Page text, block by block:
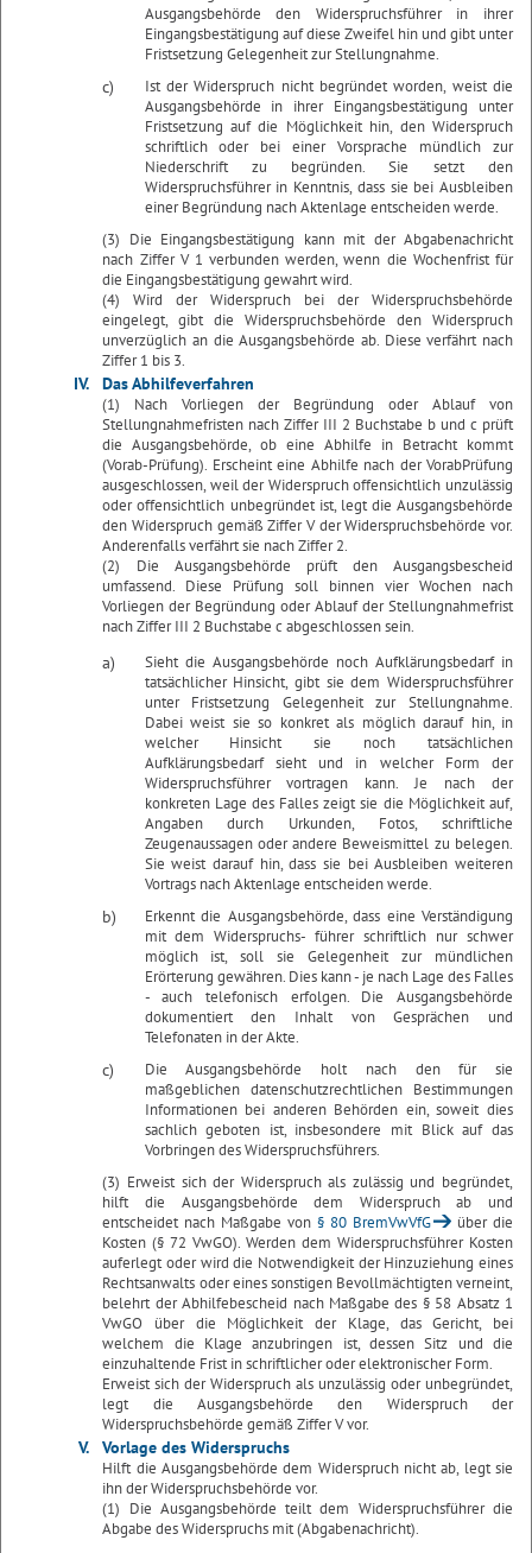
Ausgangsbehörde den Widerspruchsführer in ihrer
Eingangsbestätigung auf diese Zweifel hin und gibt unter
Fristsetzung Gelegenheit zur Stellungnahme.
c)
Ist der Widerspruch nicht begründet worden, weist die
Ausgangsbehörde in ihrer Eingangsbestätigung unter
Fristsetzung auf die Möglichkeit hin, den Widerspruch
schriftlich oder bei einer Vorsprache mündlich zur
Niederschrift zu begründen. Sie setzt den
Widerspruchsführer in Kenntnis, dass sie bei Ausbleiben
einer Begründung nach Aktenlage entscheiden werde.
(3) Die Eingangsbestätigung kann mit der Abgabenachricht
nach Ziffer V 1 verbunden werden, wenn die Wochenfrist für
die Eingangsbestätigung gewahrt wird.
(4) Wird der Widerspruch bei der Widerspruchsbehörde
eingelegt, gibt die Widerspruchsbehörde den Widerspruch
unverzüglich an die Ausgangsbehörde ab. Diese verfährt nach
Ziffer 1 bis 3.
IV. Das Abhilfeverfahren
(1) Nach Vorliegen der Begründung oder Ablauf von
Stellungnahmefristen nach Ziffer III 2 Buchstabe b und c prüft
die Ausgangsbehörde, ob eine Abhilfe in Betracht kommt
(Vorab-Prüfung). Erscheint eine Abhilfe nach der VorabPrüfung
ausgeschlossen, weil der Widerspruch offensichtlich unzulässig
oder offensichtlich unbegründet ist, legt die Ausgangsbehörde
den Widerspruch gemäß Ziffer V der Widerspruchsbehörde vor.
Anderenfalls verfährt sie nach Ziffer 2.
(2) Die Ausgangsbehörde prüft den Ausgangsbescheid
umfassend. Diese Prüfung soll binnen vier Wochen nach
Vorliegen der Begründung oder Ablauf der Stellungnahmefrist
nach Ziffer III 2 Buchstabe c abgeschlossen sein.
a)
Sieht die Ausgangsbehörde noch Aufklärungsbedarf in
tatsächlicher Hinsicht, gibt sie dem Widerspruchsführer
unter Fristsetzung Gelegenheit zur Stellungnahme.
Dabei weist sie so konkret als möglich darauf hin, in
welcher Hinsicht sie noch tatsächlichen
Aufklärungsbedarf sieht und in welcher Form der
Widerspruchsführer vortragen kann. Je nach der
konkreten Lage des Falles zeigt sie die Möglichkeit auf,
Angaben durch Urkunden, Fotos, schriftliche
Zeugenaussagen oder andere Beweismittel zu belegen.
Sie weist darauf hin, dass sie bei Ausbleiben weiteren
Vortrags nach Aktenlage entscheiden werde.
b)
Erkennt die Ausgangsbehörde, dass eine Verständigung
mit dem Widerspruchs- führer schriftlich nur schwer
möglich ist, soll sie Gelegenheit zur mündlichen
Erörterung gewähren. Dies kann - je nach Lage des Falles
- auch telefonisch erfolgen. Die Ausgangsbehörde
dokumentiert den Inhalt von Gesprächen und
Telefonaten in der Akte.
c)
Die Ausgangsbehörde holt nach den für sie
maßgeblichen datenschutzrechtlichen Bestimmungen
Informationen bei anderen Behörden ein, soweit dies
sachlich geboten ist, insbesondere mit Blick auf das
Vorbringen des Widerspruchsführers.
(3) Erweist sich der Widerspruch als zulässig und begründet,
hilft die Ausgangsbehörde dem Widerspruch ab und
entscheidet nach Maßgabe von § 80 BremVwVfG
über die
Kosten (§ 72 VwGO). Werden dem Widerspruchsführer Kosten
auferlegt oder wird die Notwendigkeit der Hinzuziehung eines
Rechtsanwalts oder eines sonstigen Bevollmächtigten verneint,
belehrt der Abhilfebescheid nach Maßgabe des § 58 Absatz 1
VwGO über die Möglichkeit der Klage, das Gericht, bei
welchem die Klage anzubringen ist, dessen Sitz und die
einzuhaltende Frist in schriftlicher oder elektronischer Form.
Erweist sich der Widerspruch als unzulässig oder unbegründet,
legt die Ausgangsbehörde den Widerspruch der
Widerspruchsbehörde gemäß Ziffer V vor.
V. Vorlage des Widerspruchs
Hilft die Ausgangsbehörde dem Widerspruch nicht ab, legt sie
ihn der Widerspruchsbehörde vor.
(1) Die Ausgangsbehörde teilt dem Widerspruchsführer die
Abgabe des Widerspruchs mit (Abgabenachricht).